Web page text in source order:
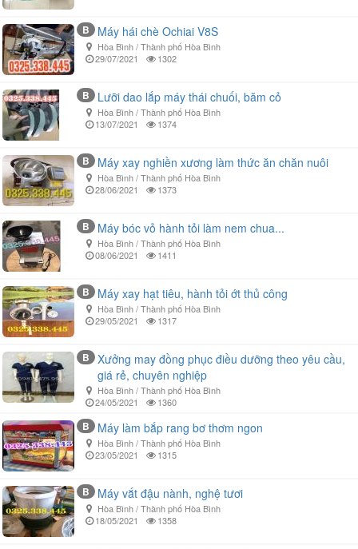
B Máy hái chè Ochiai V8S
Hòa Bình / Thành phố Hòa Bình
29/07/2021
1302
B Lưỡi dao lắp máy thái chuối, băm cỏ
Hòa Bình / Thành phố Hòa Bình
13/07/2021
1374
B Máy xay nghiền xương làm thức ăn chăn nuôi
Hòa Bình / Thành phố Hòa Bình
28/06/2021
1373
B Máy bóc vỏ hành tỏi làm nem chua...
Hòa Bình / Thành phố Hòa Bình
08/06/2021
1411
B Máy xay hạt tiêu, hành tỏi ớt thủ công
Hòa Bình / Thành phố Hòa Bình
29/05/2021
1317
B
Xưởng may đồng phục điều dưỡng theo yêu cầu,
giá rẻ, chuyên nghiệp
Hòa Bình / Thành phố Hòa Bình
24/05/2021
1360
B Máy làm bắp rang bơ thơm ngon
Hòa Bình / Thành phố Hòa Bình
23/05/2021
1315
B Máy vắt đậu nành, nghệ tươi
Hòa Bình / Thành phố Hòa Bình
18/05/2021
1358